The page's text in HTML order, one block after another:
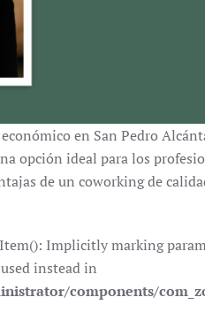
en San Pedro
opción ideal para los
de un coworking de
Implicitly marking
instead in
components/